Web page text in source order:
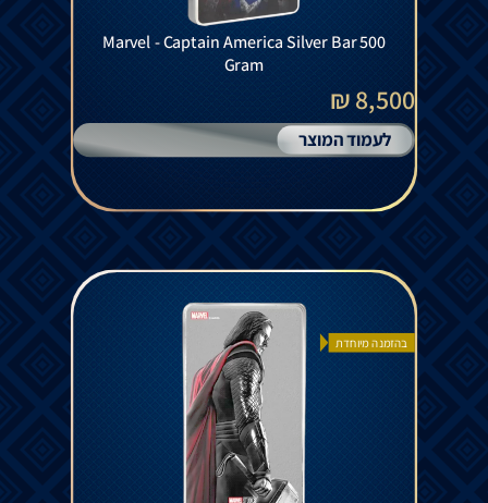
Marvel - Captain America Silver Bar 500
Gram
8,500 ₪
לעמוד המוצר
בהזמנה מיוחדת